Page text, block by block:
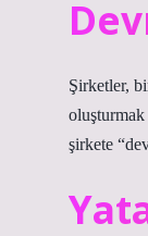
Şirketler,
oluşturmak
şirkete